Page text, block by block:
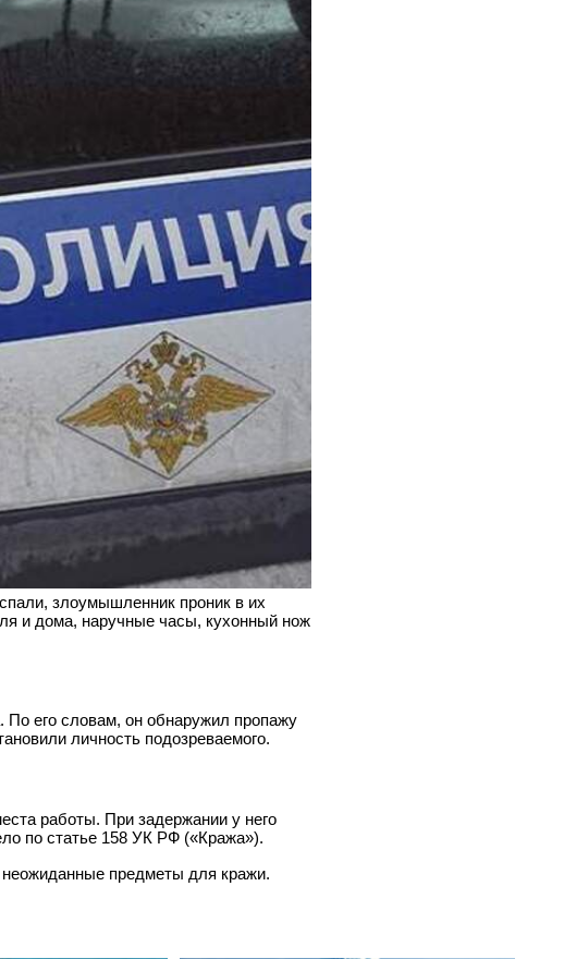
злоумышленник проник в их
и дома, наручные часы, кухонный нож
его словам, он обнаружил пропажу
личность подозреваемого.
работы. При задержании у него
по статье 158 УК РФ («Кража»).
предметы для кражи.